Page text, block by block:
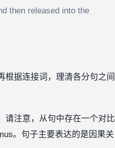
then released into the
据连接词，理清各分句之间
请注意，从句中存在一个对比
。句子主要表达的是因果关